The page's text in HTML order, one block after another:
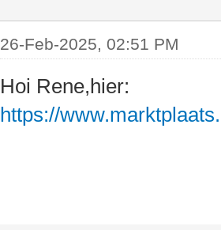
26-Feb-2025, 02:51 PM
Hoi Rene,hier:
https://